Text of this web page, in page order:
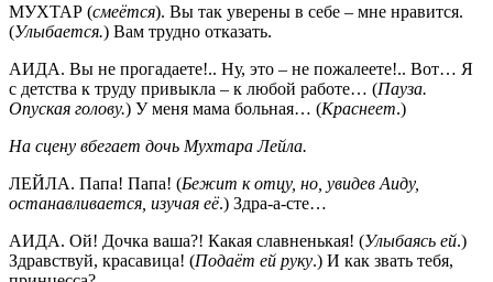
МУХТАР (смеётся). Вы так уверены в себе – мне нравится.
(Улыбается.) Вам трудно отказать.
АИДА. Вы не прогадаете!.. Ну, это – не пожалеете!.. Вот… Я
с детства к труду привыкла – к любой работе… (Пауза.
Опуская голову.) У меня мама больная… (Краснеет.)
На сцену вбегает дочь Мухтара Лейла.
ЛЕЙЛА. Папа! Папа! (Бежит к отцу, но, увидев Аиду,
останавливается, изучая её.) Здра-а-сте…
АИДА. Ой! Дочка ваша?! Какая славненькая! (Улыбаясь ей.)
Здравствуй, красавица! (Подаёт ей руку.) И как звать тебя,